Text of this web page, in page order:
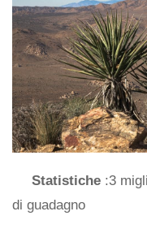
Statistiche :3
di guadagno